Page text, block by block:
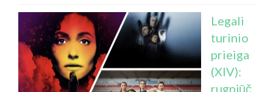
Legali
turinio
prieiga
(XIV):
rugpjūč